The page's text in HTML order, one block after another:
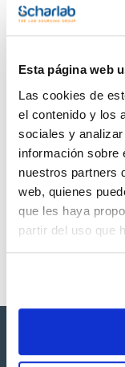
Esta página web
Las cookies de
el contenido y los
sociales y
información sobre
nuestros partners
web, quienes
que les haya
partir del uso que
TDS / Ficha técnica
descargas
SDS/ Hoja de
Regístrate para
descargas
Los productos
productos
listos para